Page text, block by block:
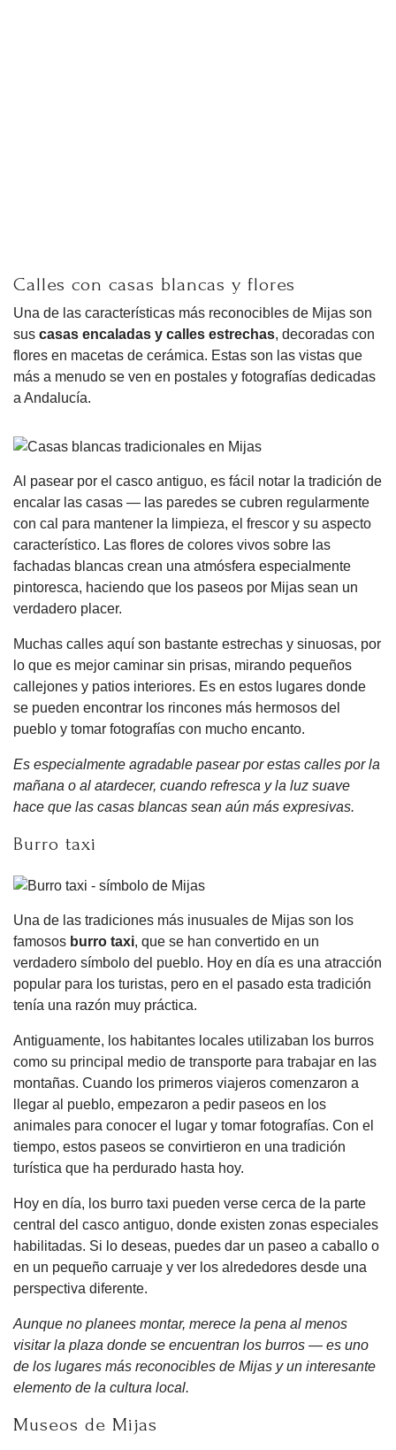
Calles con casas blancas y flores
Una de las características más reconocibles de Mijas son
sus casas encaladas y calles estrechas, decoradas con
flores en macetas de cerámica. Estas son las vistas que
más a menudo se ven en postales y fotografías dedicadas
a Andalucía.
Al pasear por el casco antiguo, es fácil notar la tradición de
encalar las casas — las paredes se cubren regularmente
con cal para mantener la limpieza, el frescor y su aspecto
característico. Las flores de colores vivos sobre las
fachadas blancas crean una atmósfera especialmente
pintoresca, haciendo que los paseos por Mijas sean un
verdadero placer.
Muchas calles aquí son bastante estrechas y sinuosas, por
lo que es mejor caminar sin prisas, mirando pequeños
callejones y patios interiores. Es en estos lugares donde
se pueden encontrar los rincones más hermosos del
pueblo y tomar fotografías con mucho encanto.
Es especialmente agradable pasear por estas calles por la
mañana o al atardecer, cuando refresca y la luz suave
hace que las casas blancas sean aún más expresivas.
Burro taxi
Una de las tradiciones más inusuales de Mijas son los
famosos burro taxi, que se han convertido en un
verdadero símbolo del pueblo. Hoy en día es una atracción
popular para los turistas, pero en el pasado esta tradición
tenía una razón muy práctica.
Antiguamente, los habitantes locales utilizaban los burros
como su principal medio de transporte para trabajar en las
montañas. Cuando los primeros viajeros comenzaron a
llegar al pueblo, empezaron a pedir paseos en los
animales para conocer el lugar y tomar fotografías. Con el
tiempo, estos paseos se convirtieron en una tradición
turística que ha perdurado hasta hoy.
Hoy en día, los burro taxi pueden verse cerca de la parte
central del casco antiguo, donde existen zonas especiales
habilitadas. Si lo deseas, puedes dar un paseo a caballo o
en un pequeño carruaje y ver los alrededores desde una
perspectiva diferente.
Aunque no planees montar, merece la pena al menos
visitar la plaza donde se encuentran los burros — es uno
de los lugares más reconocibles de Mijas y un interesante
elemento de la cultura local.
Museos de Mijas